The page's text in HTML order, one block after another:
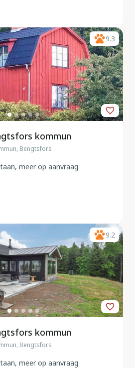
9.3
kommun
Bengtsfors
meer op aanvraag
9.2
kommun
Bengtsfors
meer op aanvraag